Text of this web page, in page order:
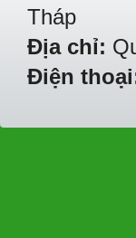
Tháp
Địa chỉ:
Điện